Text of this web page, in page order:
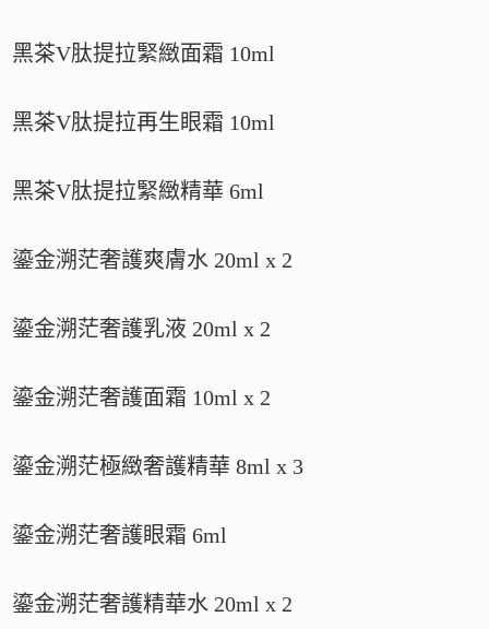
黑茶V肽提拉緊緻面霜 10ml
黑茶V肽提拉再生眼霜 10ml
黑茶V肽提拉緊緻精華 6ml
鎏金溯茫奢護爽膚水 20ml x 2
鎏金溯茫奢護乳液 20ml x 2
鎏金溯茫奢護面霜 10ml x 2
鎏金溯茫極緻奢護精華 8ml x 3
鎏金溯茫奢護眼霜 6ml
鎏金溯茫奢護精華水 20ml x 2